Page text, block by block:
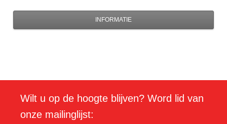
INFORMATIE
Wilt u op de hoogte blijven? Word lid van
onze mailinglijst: